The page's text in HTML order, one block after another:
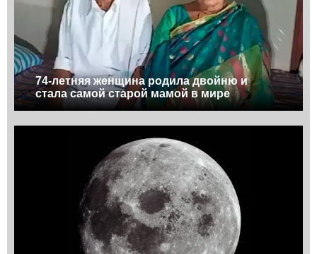
74-летняя женщина родила двойню и
стала самой старой мамой в мире